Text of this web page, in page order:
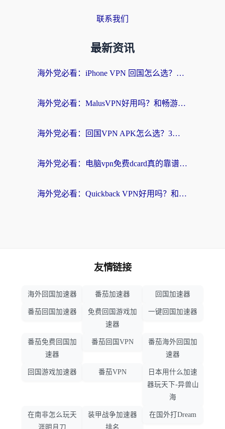
联系我们
最新资讯
海外党必看：iPhone VPN 回国怎么选？一篇搞定无缝访问国内资源
海外党必看：MalusVPN好用吗？和畅游VPN对比哪个回国效果更好？附穿梭飞鱼神龟真实体验
海外党必看：回国VPN APK怎么选？3步教你无缝刷国内剧玩国服
海外党必看：电脑vpn免费dcard真的靠谱吗？教你选对回国加速器无缝访问国内资源
海外党必看：Quickback VPN好用吗？和小黑牛VPN对比哪个回国效果更好？附真实体验+避坑指南
友情链接
海外回国加速器 番茄加速器 回国加速器
番茄回国加速器
免费回国游戏加
速器
一键回国加速器
番茄免费回国加
速器
番茄回国VPN
番茄海外回国加
速器
回国游戏加速器 番茄VPN
日本用什么加速
器玩天下-异兽山
海
在南非怎么玩天
涯明月刀
装甲战争加速器
排名
在国外打Dream